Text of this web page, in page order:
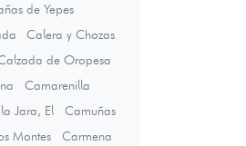
de Yepes
Calera y Chozas
de Oropesa
Camarenilla
Jara, El
Camuñas
Montes
Carmena